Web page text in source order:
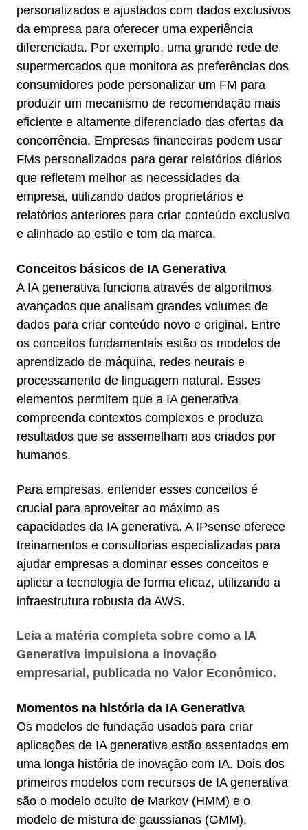
personalizados e ajustados com dados exclusivos
da empresa para oferecer uma experiência
diferenciada. Por exemplo, uma grande rede de
supermercados que monitora as preferências dos
consumidores pode personalizar um FM para
produzir um mecanismo de recomendação mais
eficiente e altamente diferenciado das ofertas da
concorrência. Empresas financeiras podem usar
FMs personalizados para gerar relatórios diários
que refletem melhor as necessidades da
empresa, utilizando dados proprietários e
relatórios anteriores para criar conteúdo exclusivo
e alinhado ao estilo e tom da marca.
Conceitos básicos de IA Generativa
A IA generativa funciona através de algoritmos
avançados que analisam grandes volumes de
dados para criar conteúdo novo e original. Entre
os conceitos fundamentais estão os modelos de
aprendizado de máquina, redes neurais e
processamento de linguagem natural. Esses
elementos permitem que a IA generativa
compreenda contextos complexos e produza
resultados que se assemelham aos criados por
humanos.
Para empresas, entender esses conceitos é
crucial para aproveitar ao máximo as
capacidades da IA generativa. A IPsense oferece
treinamentos e consultorias especializadas para
ajudar empresas a dominar esses conceitos e
aplicar a tecnologia de forma eficaz, utilizando a
infraestrutura robusta da AWS.
Leia a matéria completa sobre como a IA
Generativa impulsiona a inovação
empresarial, publicada no Valor Econômico.
Momentos na história da IA Generativa
Os modelos de fundação usados para criar
aplicações de IA generativa estão assentados em
uma longa história de inovação com IA. Dois dos
primeiros modelos com recursos de IA generativa
são o modelo oculto de Markov (HMM) e o
modelo de mistura de gaussianas (GMM),